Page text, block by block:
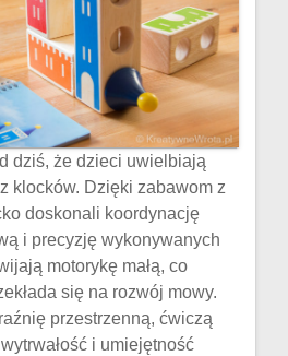
dziś, że dzieci uwielbiają
klocków. Dzięki zabawom z
doskonali koordynację
i precyzję wykonywanych
motorykę małą, co
się na rozwój mowy.
przestrzenną, ćwiczą
i umiejętność